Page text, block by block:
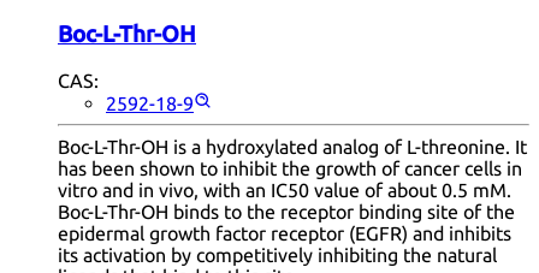
Boc-L-Thr-OH
CAS:
2592-18-9
Boc-L-Thr-OH is a hydroxylated analog of L-threonine. It
has been shown to inhibit the growth of cancer cells in
vitro and in vivo, with an IC50 value of about 0.5 mM.
Boc-L-Thr-OH binds to the receptor binding site of the
epidermal growth factor receptor (EGFR) and inhibits
its activation by competitively inhibiting the natural